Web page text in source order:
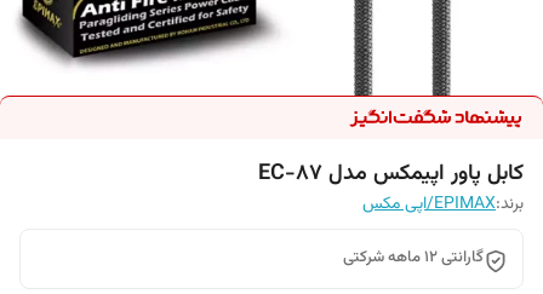
کابل پاور اپیمکس مدل EC-87
برند:EPIMAX/اپی مکس
گارانتی 12 ماهه شرکتی